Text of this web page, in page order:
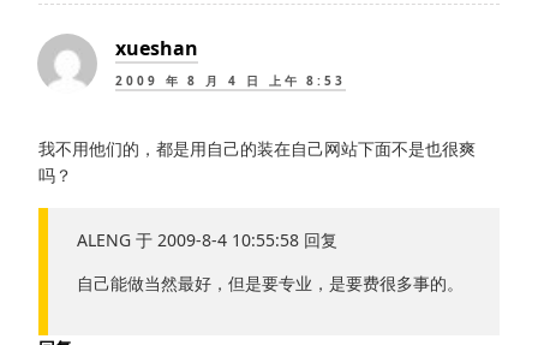
xueshan
2009 年 8 月 4 日 上午 8:53
我不用他们的，都是用自己的装在自己网站下面不是也很爽
吗？
ALENG 于 2009-8-4 10:55:58 回复
自己能做当然最好，但是要专业，是要费很多事的。